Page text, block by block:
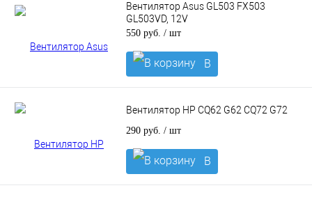
Вентилятор Asus GL503 FX503
GL503VD, 12V
550 руб. / шт
В
корзину
Вентилятор HP CQ62 G62 CQ72 G72
290 руб. / шт
В
корзину